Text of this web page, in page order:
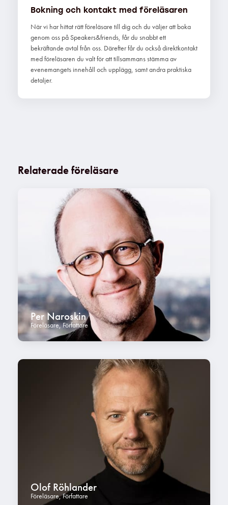
Bokning och kontakt med föreläsaren
När vi har hittat rätt föreläsare till dig och du väljer att boka
genom oss på Speakers&friends, får du snabbt ett
bekräftande avtal från oss. Därefter får du också direktkontakt
med föreläsaren du valt för att tillsammans stämma av
evenemangets innehåll och upplägg, samt andra praktiska
detaljer.
Relaterade föreläsare
Per Naroskin
Föreläsare,Författare
Olof Röhlander
Föreläsare,Författare